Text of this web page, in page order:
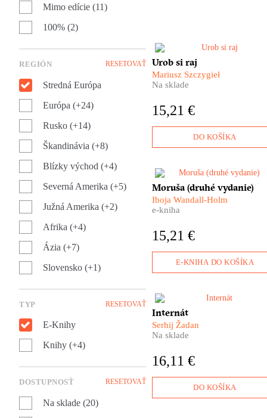
Mimo edície (11)
100% (2)
REGIÓN RESETOVAŤ
Stredná Európa
Európa (+24)
Rusko (+14)
Škandinávia (+8)
Blízky východ (+4)
Severná Amerika (+5)
Južná Amerika (+2)
Afrika (+4)
Ázia (+7)
Slovensko (+1)
TYP RESETOVAŤ
E-Knihy
Knihy (+4)
DOSTUPNOSŤ RESETOVAŤ
Na sklade (20)
Ako dobre poznáme svojich
najbližších susedov? Čo vieme
o krajine, o ktorej sa v jej
Výnimočný poľský reportér
čo zistil o Čechoch a Češkách,
zdieľali spoločný priestor.
Urob si raj
Mariusz Szczygieł
Na sklade
15,21 €
DO KOŠÍKA
​Moruša Iboje Wandall-Holm je
dôležitým kamienkom do
mozaiky dejín vojnového
len o tom, nie je len
koncentrákov. Je aj o nádeji, o
túžbe žiť a neprestať byť
človekom.
Moruša (druhé vydanie)
Iboja Wandall-Holm
e-kniha
15,21 €
E-KNIHA DO KOŠÍKA
Je mrazivý január 2015. Sme
na východe Ukrajiny. A
Ukrajiny – to je vojna. Vie to
blíži k jeho domu. Buď ju
jeho. Inej cesty niet.
Internát
Serhij Žadan
Na sklade
16,11 €
DO KOŠÍKA